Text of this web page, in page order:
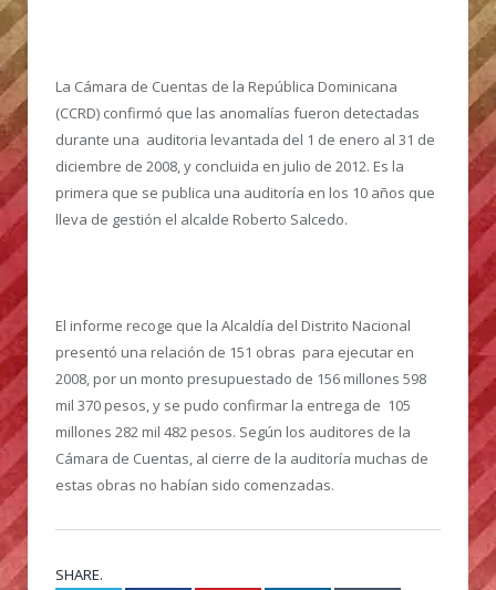
La Cámara de Cuentas de la República Dominicana
(CCRD) confirmó que las anomalías fueron detectadas
durante una auditoria levantada del 1 de enero al 31 de
diciembre de 2008, y concluida en julio de 2012. Es la
primera que se publica una auditoría en los 10 años que
lleva de gestión el alcalde Roberto Salcedo.
El informe recoge que la Alcaldía del Distrito Nacional
presentó una relación de 151 obras para ejecutar en
2008, por un monto presupuestado de 156 millones 598
mil 370 pesos, y se pudo confirmar la entrega de 105
millones 282 mil 482 pesos. Según los auditores de la
Cámara de Cuentas, al cierre de la auditoría muchas de
estas obras no habían sido comenzadas.
SHARE.